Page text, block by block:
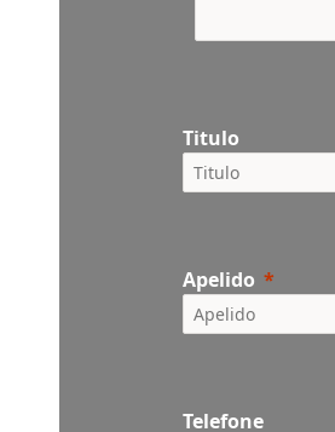
Titulo
Apelido
Telefone